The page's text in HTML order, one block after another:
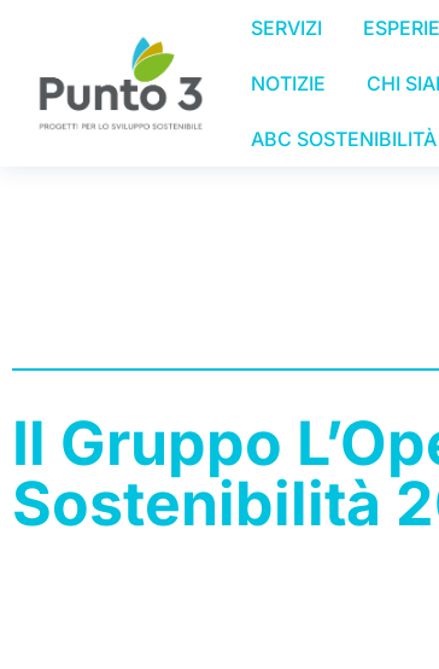
SERVIZI
NOTIZIE CHI
ABC SOSTENIBILITÀ
Il Gruppo
Sostenibilità